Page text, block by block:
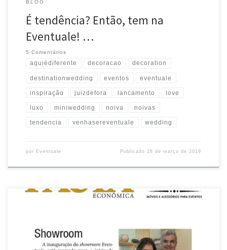
BLOG
É tendência? Então, tem na
Eventuale! …
5 Comentários
aquiédiferente decoracao decoration
destinationwedding eventos eventuale
inspiração juizdefora lancamento love
luxo miniwedding noiva noivas
tendencia venhasereventuale wedding
por Eventuale Publicado28 de março de 2019
Quanta honra! A Eventuale está na Pauta Econômica! Obrigada Desiré